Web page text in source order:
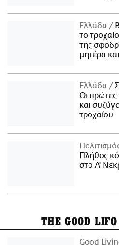
Ελλάδα
το
της
μητέρα
Ελλάδα
Οι πρώτες
και
τροχαίου
Πλήθος
στο Α'
THE GOOD LIFO
Good